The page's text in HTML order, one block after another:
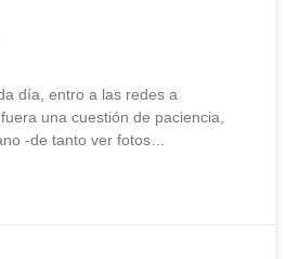
día, entro a las redes a
una cuestión de paciencia,
-de tanto ver fotos…